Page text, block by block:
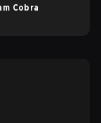
Cobra